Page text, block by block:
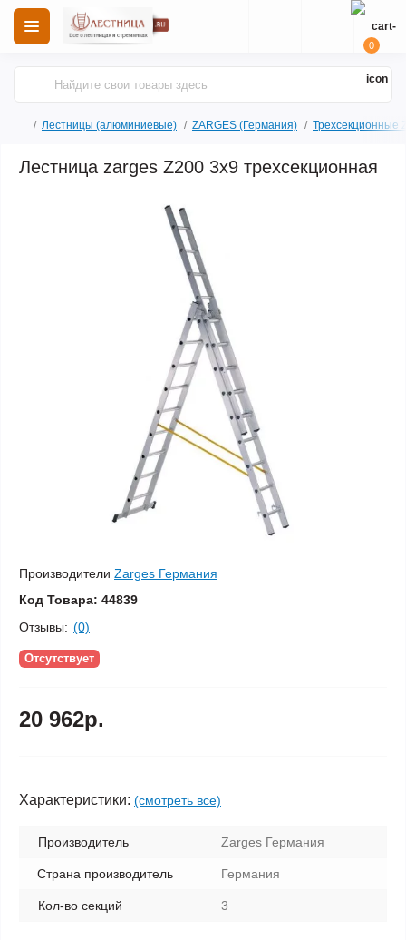
0
Лестницы (алюминиевые) ZARGES (Германия) Трехсекционные
Лестница zarges Z200 3x9 трехсекционная
Производители Zarges Германия
Код Товара: 44839
Отзывы: (0)
Отсутствует
20 962р.
Характеристики: (смотреть все)
Производитель Zarges Германия
Страна производитель Германия
Кол-во секций 3